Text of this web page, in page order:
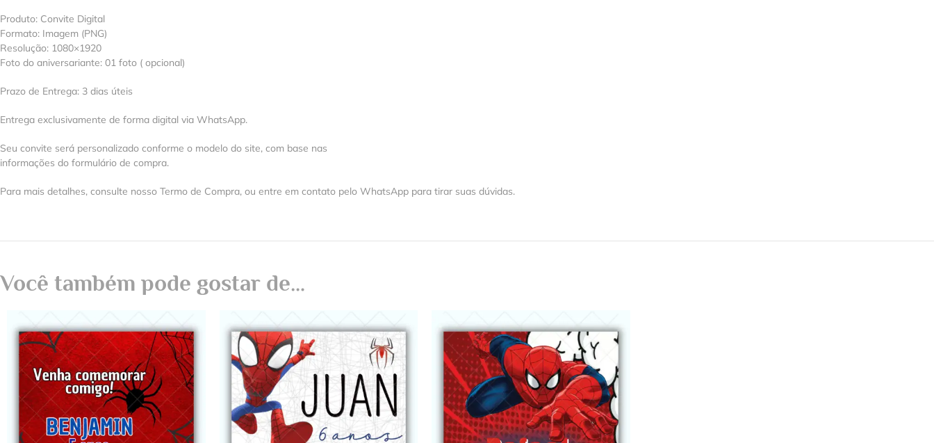
Produto: Convite Digital
Formato: Imagem (PNG)
Resolução: 1080×1920
Foto do aniversariante: 01 foto ( opcional)
Prazo de Entrega: 3 dias úteis
Entrega exclusivamente de forma digital via WhatsApp.
Seu convite será personalizado conforme o modelo do site, com base nas
informações do formulário de compra.
Para mais detalhes, consulte nosso Termo de Compra, ou entre em contato pelo WhatsApp para tirar suas dúvidas.
Você também pode gostar de…